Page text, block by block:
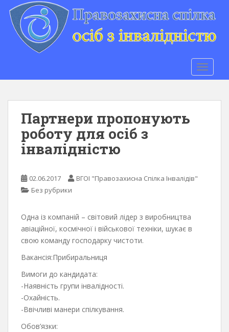
Партнери пропонують
роботу для осіб з
інвалідністю
02.06.2017
ВГОІ "Правозахисна Спілка Інвалідів"
Без рубрики
Одна із компаній – світовий лідер з виробництва
авіаційної, космічної і військової техніки, шукає в
свою команду господарку чистоти.
Вакансія:Прибиральниця
Вимоги до кандидата:
-Наявність групи інвалідності.
-Охайність.
-Ввічливі манери спілкування.
Обов’язки: